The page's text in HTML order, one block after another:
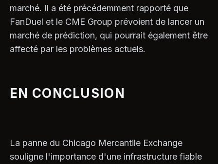
marché. Il a été précédemment rapporté que
FanDuel et le CME Group prévoient de lancer un
marché de prédiction, qui pourrait également être
affecté par les problèmes actuels.
EN CONCLUSION
La panne du Chicago Mercantile Exchange
souligne l'importance d'une infrastructure fiable